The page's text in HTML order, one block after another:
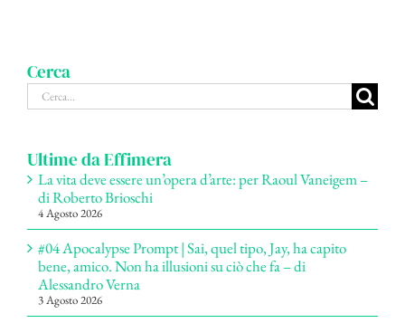
Cerca
Cerca
per:
Ultime da Effimera
La vita deve essere un’opera d’arte: per Raoul Vaneigem –
di Roberto Brioschi
4 Agosto 2026
#04 Apocalypse Prompt | Sai, quel tipo, Jay, ha capito
bene, amico. Non ha illusioni su ciò che fa – di
Alessandro Verna
3 Agosto 2026